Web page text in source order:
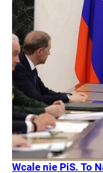
Wcale nie PiS. To